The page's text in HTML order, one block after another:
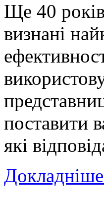
Ще 40
визнані
поставити
які